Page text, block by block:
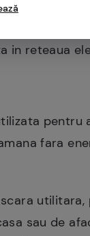
a
in reteaua
pentru
fara
sau de